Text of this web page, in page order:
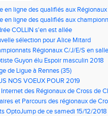
en ligne des qualifiés aux
en ligne des qualifiés aux
COLLIN s'en est allée
sélection pour Alice Mitard
Régionaux C/J/E/S en
à 9h00
Guyon élu Espoir masculin 2018
de Ligue à Rennes (35)
NOS VOEUX POUR 2019
des Régionaux de Cross de
et Parcours des régionaux de
OptoJump de ce samedi 15/12/2018